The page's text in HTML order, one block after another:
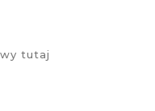
tutaj